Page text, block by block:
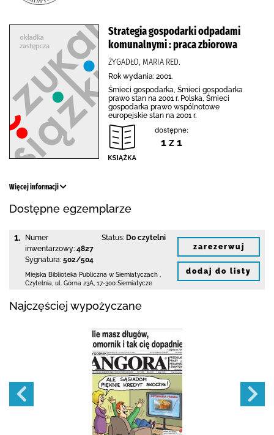
Strategia gospodarki odpadami
komunalnymi : praca zbiorowa
ŻYGADŁO, MARIA RED.
Rok wydania: 2001.
Śmieci gospodarka, Śmieci gospodarka
prawo stan na 2001 r. Polska, Śmieci
gospodarka prawo wspólnotowe
europejskie stan na 2001 r.
dostępne:
1 z 1
Więcej informacji
Dostępne egzemplarze
1.
Numer
inwentarzowy: 4827
Sygnatura: 502/504
Status: Do czytelni
Miejska Biblioteka Publiczna w Siemiatyczach
Czytelnia, ul. Górna 23A 17-300 Siemiatycze
zarezerwuj
dodaj do listy
Najczęściej wypożyczane